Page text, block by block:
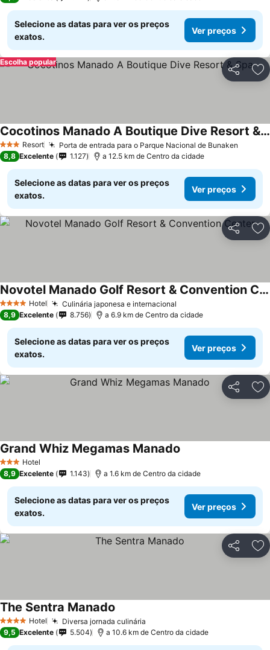
Selecione as datas para ver os preços
exatos.
Ver preços
Partilhar
Escolha popular
3 EstrelasResort Porta de entrada para o Parque Nacional de Bunaken
Cocotinos Manado A Boutique Dive Resort & Spa
8,8 Excelente 1.127 a 12.5 km de Centro da cidade
Selecione as datas para ver os preços
exatos.
Ver preços
Partilhar
4 EstrelasHotel Culinária japonesa e internacional
Novotel Manado Golf Resort & Convention Center
8,9 Excelente 8.756 a 6.9 km de Centro da cidade
Selecione as datas para ver os preços
exatos.
Ver preços
Partilhar
3 EstrelasHotel
Grand Whiz Megamas Manado
8,9 Excelente 1.143 a 1.6 km de Centro da cidade
Selecione as datas para ver os preços
exatos.
Ver preços
Partilhar
4 EstrelasHotel Diversa jornada culinária
The Sentra Manado
9,5 Excelente 5.504 a 10.6 km de Centro da cidade